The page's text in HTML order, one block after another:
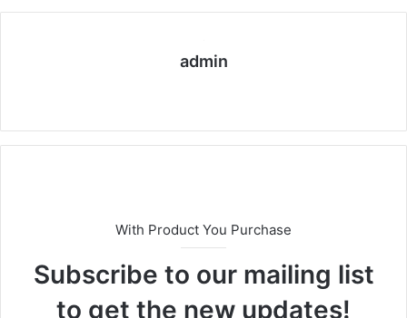
admin
eit
With Product You Purchase
Subscribe to our mailing list
to get the new updates!